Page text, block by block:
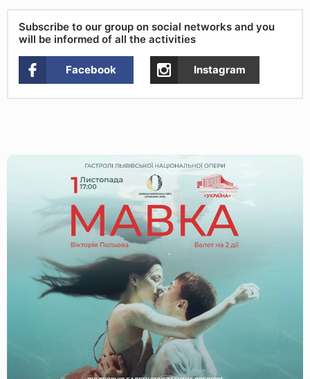
Subscribe to our group on social networks and you
will be informed of all the activities
Facebook Instagram